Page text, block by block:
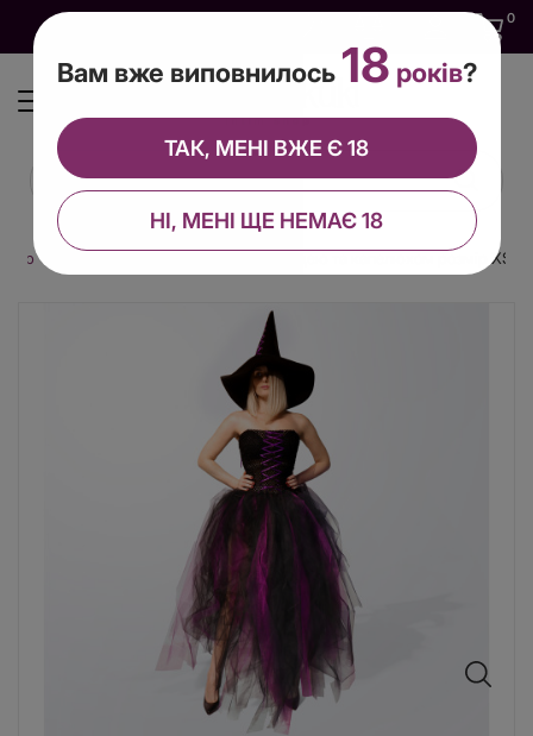
0
Костюм відьми з пишною спідницею та капелюхом розмір XS-M
Вам вже виповнилось 18 років?
НІ, МЕНІ ЩЕ НЕМАЄ 18
ТАК, МЕНІ ВЖЕ Є 18